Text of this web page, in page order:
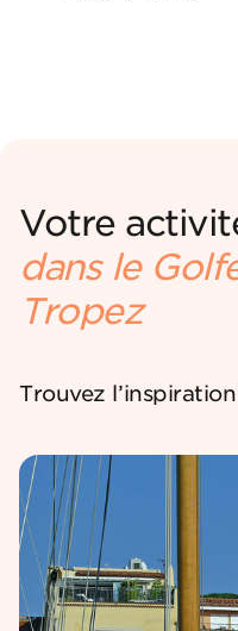
Votre
dans le
Tropez
Trouvez l’inspiration